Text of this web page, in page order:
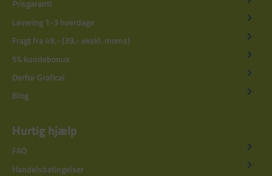
Prisgaranti
Levering 1-3 hverdage
Fragt fra 49,- (39,- ekskl. moms)
5% kundebonus
Derfor Grafical
Blog
Hurtig hjælp
FAQ
Handelsbetingelser